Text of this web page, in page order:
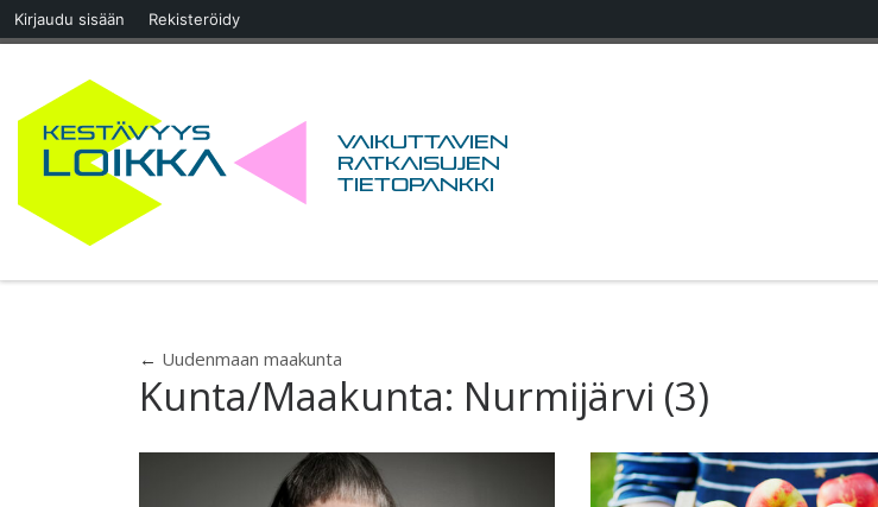
Kirjaudu sisään Rekisteröidy
Skip to content
Vaikuttavien
ratkaisujen
tietopankki
← Uudenmaan maakunta
Kunta/Maakunta: Nurmijärvi (3)